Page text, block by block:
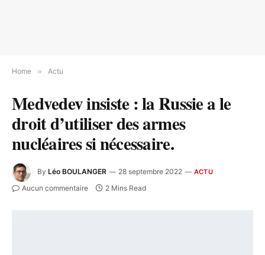
Home » Actu
Medvedev insiste : la Russie a le
droit d’utiliser des armes
nucléaires si nécessaire.
By Léo BOULANGER 28 septembre 2022 ACTU
Aucun commentaire 2 Mins Read